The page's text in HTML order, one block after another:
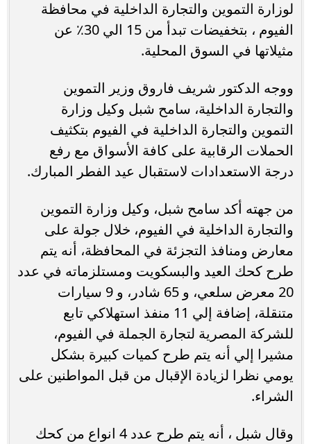
لوزارة التموين والتجارة الداخلية في محافظة
الفيوم ، بتخفيضات تبدأ من 15 الي 30٪ عن
مثيلاتها في السوق المحلية.
ووجه الدكتور شريف فاروق وزير التموين
والتجارة الداخلية، سامح شبل وكيل وزارة
التموين والتجارة الداخلية في الفيوم بتكثيف
الحملات الرقابية على كافة الأسواق مع رفع
درجة الاستعدادات لاستقبال عيد الفطر المبارك.
من جهته أكد سامح شبل، وكيل وزارة التموين
والتجارة الداخلية في الفيوم، خلال جولة على
معارض ومنافذ التجزئة في المحافظة، أنه يتم
طرح كحك العيد والبسكويت ومستلزماته في عدد
20 معرض سلعي، و 65 شادر، و 9 سيارات
متنقلة، إضافة إلي 11 منفذ استهلاكي تابع
للشركة المصرية لتجارة الجملة في الفيوم،
مشيرا إلي أنه يتم طرح كميات كبيرة بشكل
يومي نظرا لزيادة الإقبال من قبل المواطنين على
الشراء.
وقال شبل ، أنه يتم طرح عدد 4 انواع من كحك